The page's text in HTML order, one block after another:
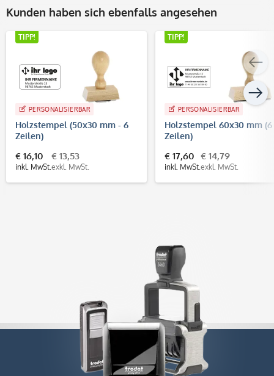
Kunden haben sich ebenfalls angesehen
TIPP!
PERSONALISIERBAR
Holzstempel (50x30 mm - 6
Zeilen)
€ 16,10
inkl. MwSt.
€ 13,53
exkl. MwSt.
TIPP!
PERSONALISIERBAR
Holzstempel 60x30 mm (6
Zeilen)
€ 17,60
inkl. MwSt.
€ 14,79
exkl. MwSt.